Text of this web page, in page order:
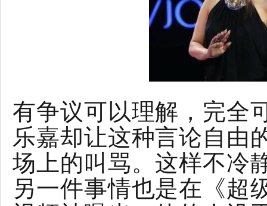
有争议可以理解，完全
乐嘉却让这种言论自由
场上的叫骂。这样不冷
另一件事情也是在《超